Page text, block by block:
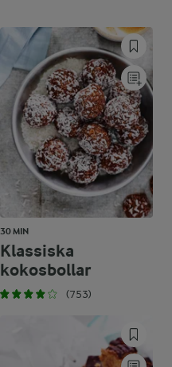
30 MIN
Klassiska
kokosbollar
(753)